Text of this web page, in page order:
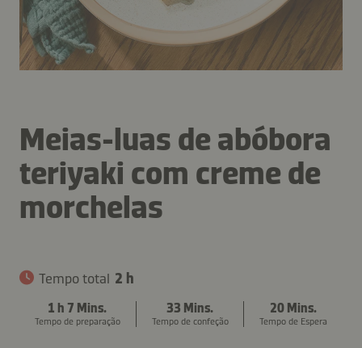
Meias-luas de abóbora
teriyaki com creme de
morchelas
Tempo total 2 h
1 h 7 Mins.
Tempo de preparação
33 Mins.
Tempo de confeção
20 Mins.
Tempo de Espera